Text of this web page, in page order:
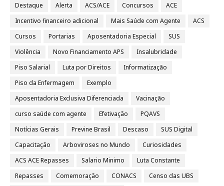
Destaque Alerta ACS/ACE Concursos
ACE
Incentivo financeiro adicional
Mais Saúde com Agente
ACS
Cursos
Portarias Aposentadoria Especial
SUS
Violência
Novo Financiamento APS
Insalubridade
Piso Salarial
Luta por Direitos
Informatização
Piso da Enfermagem
Exemplo
Aposentadoria Exclusiva Diferenciada
Vacinação
curso saúde com agente
Efetivação
PQAVS
Notícias Gerais
Previne Brasil Descaso
SUS Digital
Capacitação
Arboviroses no Mundo
Curiosidades
ACS ACE Repasses
Salario Minimo
Luta Constante
Repasses
Comemoração CONACS
Censo das UBS